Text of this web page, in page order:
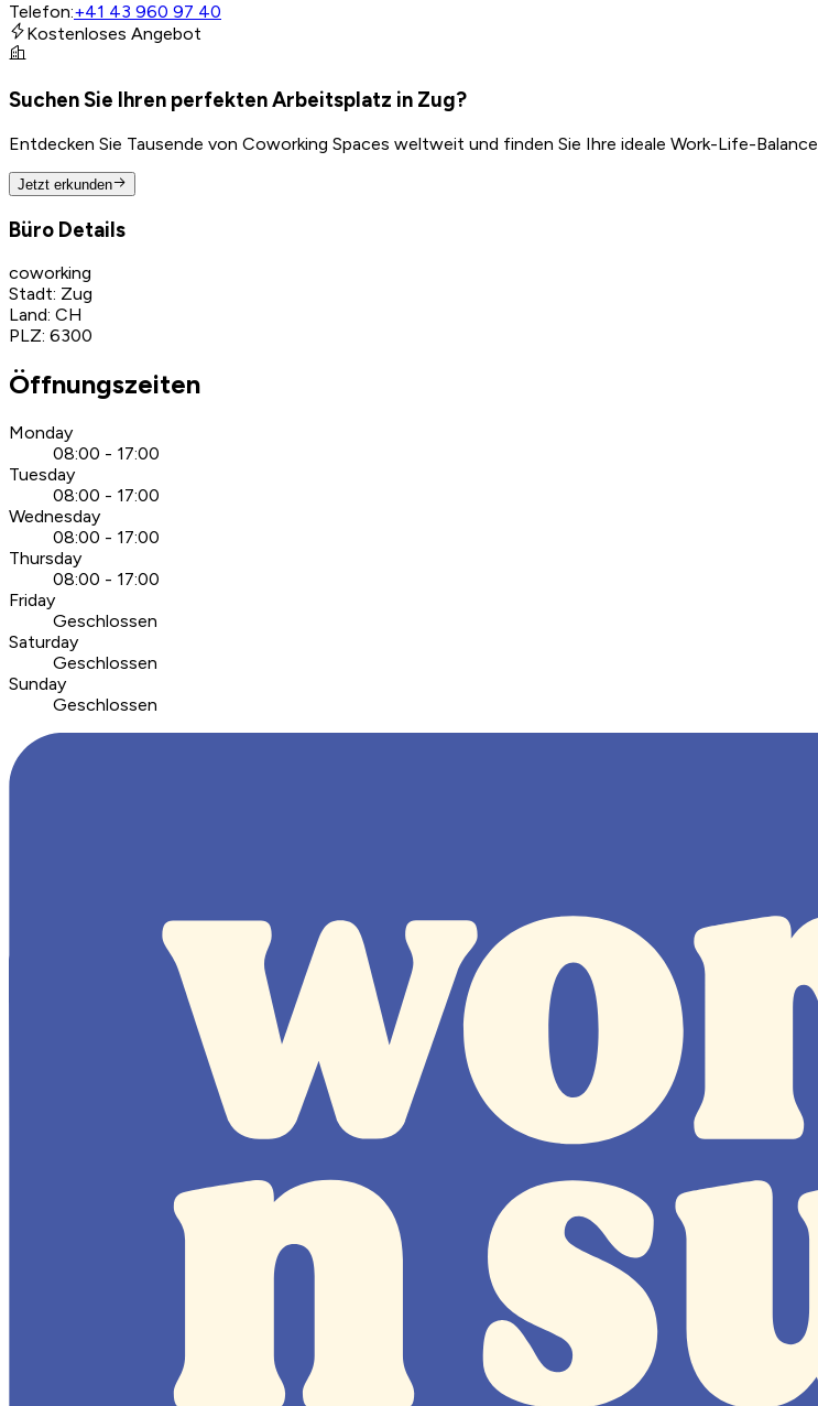
Telefon:+41 43 960 97 40
Kostenloses Angebot
Suchen Sie Ihren perfekten Arbeitsplatz in Zug?
Entdecken Sie Tausende von Coworking Spaces weltweit und finden Sie Ihre ideale Work-Life-Balance.
Jetzt erkunden
Büro Details
coworking
Stadt: Zug
Land: CH
PLZ: 6300
Öffnungszeiten
Monday
08:00 - 17:00
Tuesday
08:00 - 17:00
Wednesday
08:00 - 17:00
Thursday
08:00 - 17:00
Friday
Geschlossen
Saturday
Geschlossen
Sunday
Geschlossen